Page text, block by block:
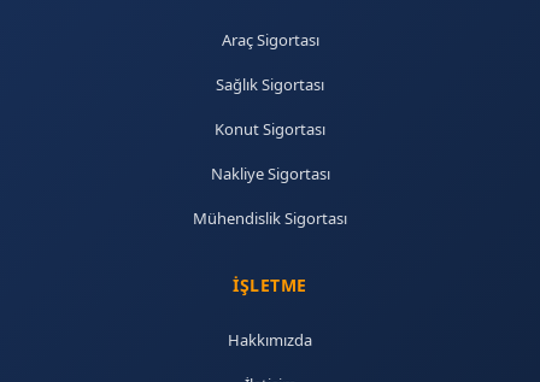
Araç Sigortası
Sağlık Sigortası
Konut Sigortası
Nakliye Sigortası
Mühendislik Sigortası
İŞLETME
Hakkımızda